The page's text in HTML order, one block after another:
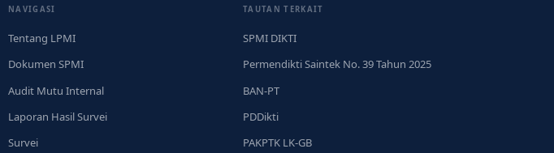
NAVIGASI
Tentang LPMI
Dokumen SPMI
Audit Mutu Internal
Laporan Hasil Survei
Survei
TAUTAN TERKAIT
SPMI DIKTI
Permendikti Saintek No. 39 Tahun 2025
BAN-PT
PDDikti
PAKPTK LK-GB